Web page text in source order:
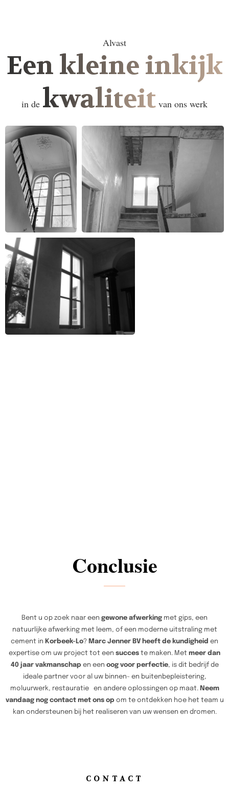
Alvast
Een kleine inkijk
in de kwaliteit van ons werk
Conclusie
Bent u op zoek naar een gewone afwerking met gips, een
natuurlijke afwerking met leem, of een moderne uitstraling met
cement in Korbeek-Lo? Marc Jenner BV heeft de kundigheid en
expertise om uw project tot een succes te maken. Met meer dan
40 jaar vakmanschap en een oog voor perfectie, is dit bedrijf de
ideale partner voor al uw binnen- en buitenbepleistering,
moluurwerk, restauratie en andere oplossingen op maat. Neem
vandaag nog contact met ons op om te ontdekken hoe het team u
kan ondersteunen bij het realiseren van uw wensen en dromen.
CONTACT